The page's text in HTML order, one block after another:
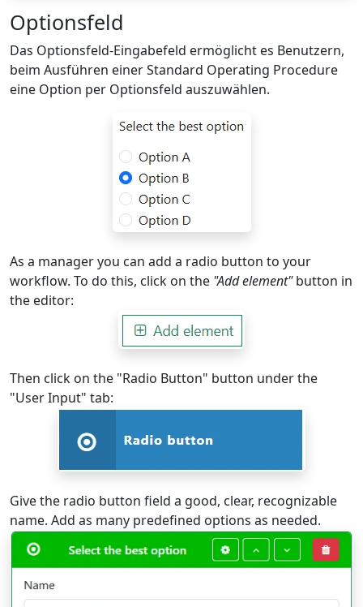
Optionsfeld
Das Optionsfeld-Eingabefeld ermöglicht es Benutzern,
beim Ausführen einer Standard Operating Procedure
eine Option per Optionsfeld auszuwählen.
As a manager you can add a radio button to your
workflow. To do this, click on the "Add element"button in
the editor:
Then click on the "Radio Button" button under the
"User Input" tab:
Give the radio button field a good, clear, recognizable
name. Add as many predefined options as needed.